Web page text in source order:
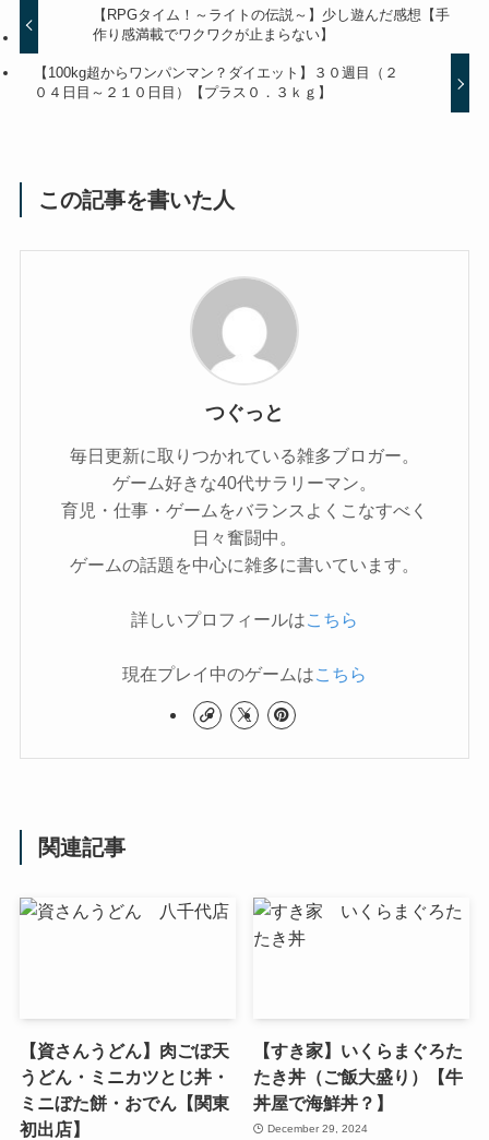
【RPGタイム！～ライトの伝説～】少し遊んだ感想【手
作り感満載でワクワクが止まらない】
【100kg超からワンパンマン？ダイエット】３０週目（２
０４日目～２１０日目）【プラス０．３ｋｇ】
この記事を書いた人
つぐっと
毎日更新に取りつかれている雑多ブロガー。
ゲーム好きな40代サラリーマン。
育児・仕事・ゲームをバランスよくこなすべく
日々奮闘中。
ゲームの話題を中心に雑多に書いています。
詳しいプロフィールはこちら
現在プレイ中のゲームはこちら
関連記事
【資さんうどん】肉ごぼ天
うどん・ミニカツとじ丼・
ミニぼた餅・おでん【関東
初出店】
【すき家】いくらまぐろた
たき丼（ご飯大盛り）【牛
丼屋で海鮮丼？】
December 29, 2024